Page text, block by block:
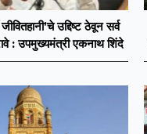
उद्दिष्ट ठेवून सर्व
: उपमुख्यमंत्री एकनाथ शिंदे